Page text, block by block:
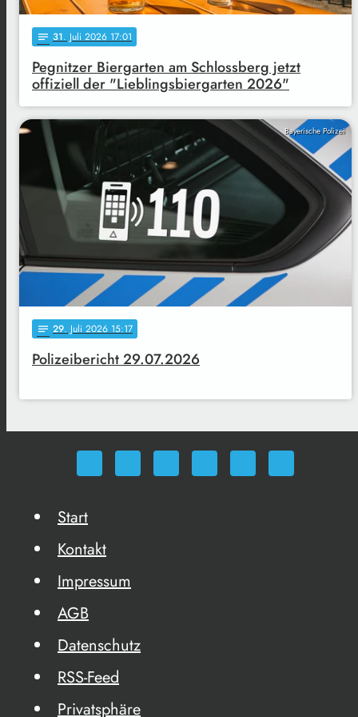
notes 31. Juli 2026 17:01
Pegnitzer Biergarten am Schlossberg jetzt
offiziell der "Lieblingsbiergarten 2026"
Bayerische Polizei
notes 29. Juli 2026 15:17
Polizeibericht 29.07.2026
Start
Kontakt
Impressum
AGB
Datenschutz
RSS-Feed
Privatsphäre